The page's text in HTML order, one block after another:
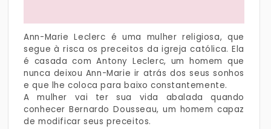
Ann-Marie Leclerc é uma mulher religiosa, que
segue à risca os preceitos da igreja católica. Ela
é casada com Antony Leclerc, um homem que
nunca deixou Ann-Marie ir atrás dos seus sonhos
e que lhe coloca para baixo constantemente.
A mulher vai ter sua vida abalada quando
conhecer Bernardo Dousseau, um homem capaz
de modificar seus preceitos.